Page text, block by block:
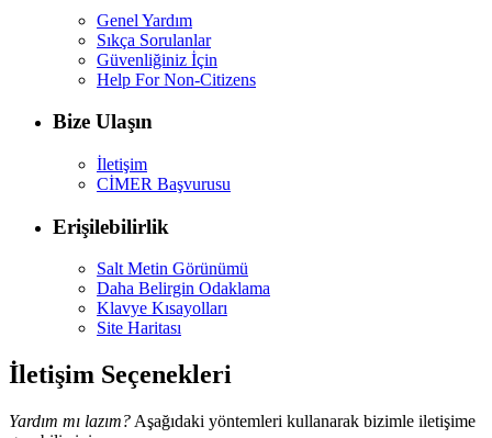
Genel Yardım
Sıkça Sorulanlar
Güvenliğiniz İçin
Help For Non-Citizens
Bize Ulaşın
İletişim
CİMER Başvurusu
Erişilebilirlik
Salt Metin Görünümü
Daha Belirgin Odaklama
Klavye Kısayolları
Site Haritası
İletişim Seçenekleri
Yardım mı lazım? Aşağıdaki yöntemleri kullanarak bizimle iletişime